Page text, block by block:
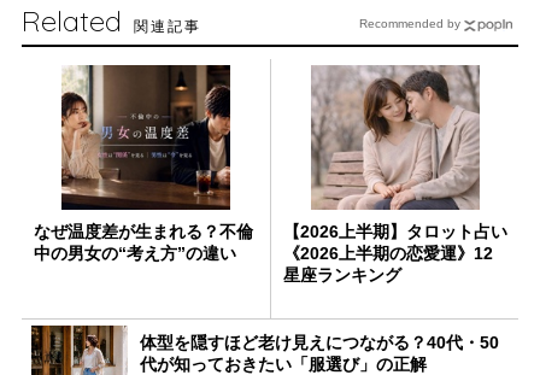
Related 関連記事
なぜ温度差が生まれる？不倫
中の男女の“考え方”の違い
【2026上半期】タロット占い
《2026上半期の恋愛運》12
星座ランキング
体型を隠すほど老け見えにつながる？40代・50
代が知っておきたい「服選び」の正解
Recommended by